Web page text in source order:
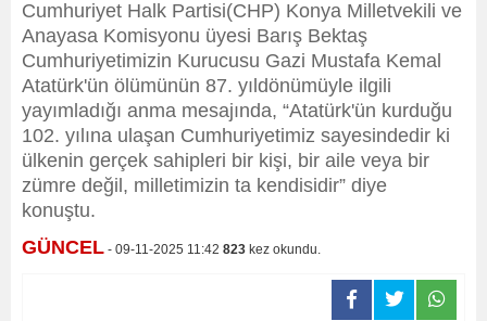
Cumhuriyet Halk Partisi(CHP) Konya Milletvekili ve
Anayasa Komisyonu üyesi Barış Bektaş
Cumhuriyetimizin Kurucusu Gazi Mustafa Kemal
Atatürk'ün ölümünün 87. yıldönümüyle ilgili
yayımladığı anma mesajında, “Atatürk'ün kurduğu
102. yılına ulaşan Cumhuriyetimiz sayesindedir ki
ülkenin gerçek sahipleri bir kişi, bir aile veya bir
zümre değil, milletimizin ta kendisidir” diye
konuştu.
GÜNCEL - 09-11-2025 11:42 823 kez okundu.